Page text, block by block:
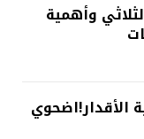
وأهمية
الأقدار!اضحوي